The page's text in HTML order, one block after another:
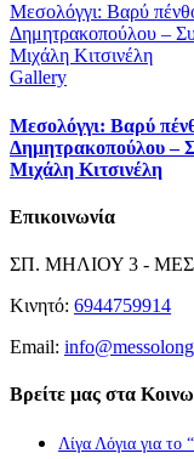
Μεσολόγγι: Βαρύ
Δημητρακοπούλου –
Μιχάλη Κιτσινέλη
Gallery
Μεσολόγγι: Βαρύ
Δημητρακοπούλου –
Μιχάλη Κιτσινέλη
Επικοινωνία
ΣΠ. ΜΗΛΙΟΥ 3 -
Κινητό: 6944759914
Email:
Βρείτε μας στα
Λίγα Λόγια για το